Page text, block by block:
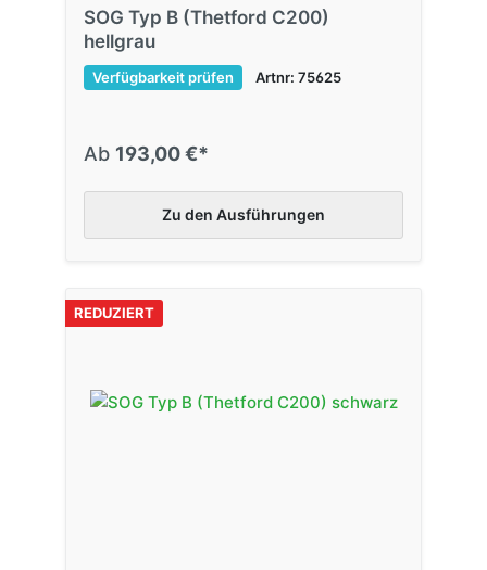
SOG Typ B (Thetford C200)
hellgrau
Verfügbarkeit prüfen Artnr: 75625
Ab 193,00 €*
Zu den Ausführungen
REDUZIERT